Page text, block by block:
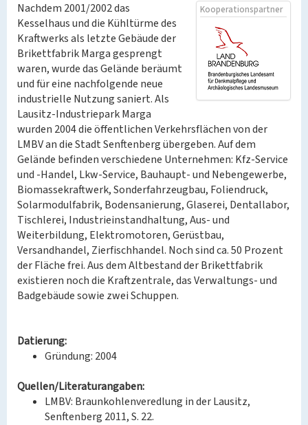
Kooperationspartner
Nachdem 2001/2002 das
Kesselhaus und die Kühltürme des
Kraftwerks als letzte Gebäude der
Brikettfabrik Marga gesprengt
waren, wurde das Gelände beräumt
und für eine nachfolgende neue
industrielle Nutzung saniert. Als
Lausitz-Industriepark Marga
wurden 2004 die öffentlichen Verkehrsflächen von der
LMBV an die Stadt Senftenberg übergeben. Auf dem
Gelände befinden verschiedene Unternehmen: Kfz-Service
und -Handel, Lkw-Service, Bauhaupt- und Nebengewerbe,
Biomassekraftwerk, Sonderfahrzeugbau, Foliendruck,
Solarmodulfabrik, Bodensanierung, Glaserei, Dentallabor,
Tischlerei, Industrieinstandhaltung, Aus- und
Weiterbildung, Elektromotoren, Gerüstbau,
Versandhandel, Zierfischhandel. Noch sind ca. 50 Prozent
der Fläche frei. Aus dem Altbestand der Brikettfabrik
existieren noch die Kraftzentrale, das Verwaltungs- und
Badgebäude sowie zwei Schuppen.
Datierung:
Gründung: 2004
Quellen/Literaturangaben:
LMBV: Braunkohlenveredlung in der Lausitz,
Senftenberg 2011, S. 22.